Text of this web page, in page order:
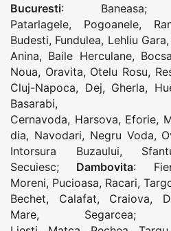
Bucuresti: Baneasa
Patarlagele, Pogoanele,
Budesti, Fundulea, Lehliu Gara,
Anina, Baile Herculane, Bocsa
Noua, Oravita, Otelu Rosu,
Cluj-Napoca, Dej, Gherla,
Basarabi,
Cernavoda, Harsova, Eforie,
dia, Navodari, Negru Voda,
Intorsura Buzaului,
Secuiesc; Dambovita:
Moreni, Pucioasa, Racari,
Bechet, Calafat, Craiova,
Mare, Segarcea